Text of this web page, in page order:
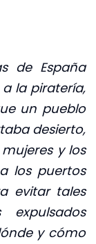
de España
la piratería,
un pueblo
desierto,
y los
los puertos
evitar tales
y cómo